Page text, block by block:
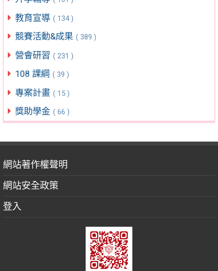
教育宣導 ( 134 )
競賽活動&成果 ( 389 )
營會研習 ( 231 )
108 課綱 ( 39 )
專案計畫 ( 15 )
獎助學金 ( 66 )
網站著作權聲明
網站安全政策
登入